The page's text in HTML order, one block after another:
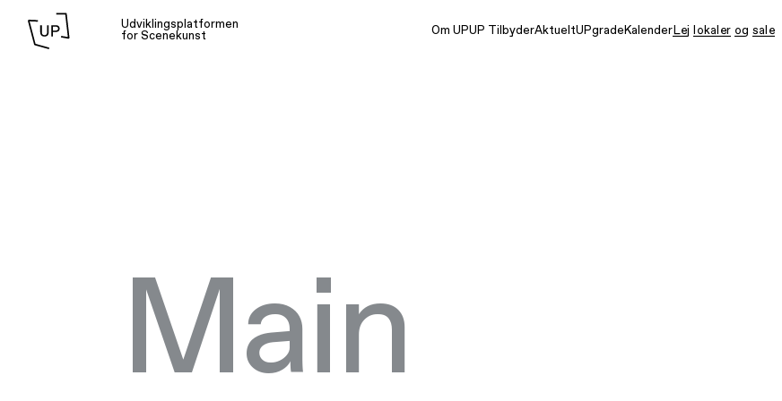
Udviklingsplatformen
for Scenekunst Om UPUP TilbyderAktueltUPgradeKalenderLej lokaler og sale
Main